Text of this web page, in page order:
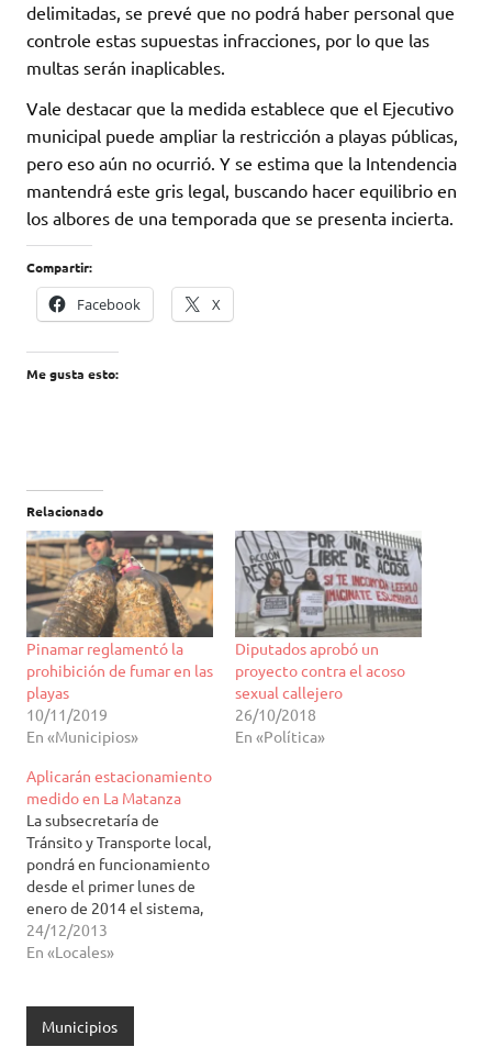
delimitadas, se prevé que no podrá haber personal que
controle estas supuestas infracciones, por lo que las
multas serán inaplicables.
Vale destacar que la medida establece que el Ejecutivo
municipal puede ampliar la restricción a playas públicas,
pero eso aún no ocurrió. Y se estima que la Intendencia
mantendrá este gris legal, buscando hacer equilibrio en
los albores de una temporada que se presenta incierta.
Compartir:
Facebook X
Me gusta esto:
Relacionado
Pinamar reglamentó la
prohibición de fumar en las
playas
10/11/2019
En «Municipios»
Diputados aprobó un
proyecto contra el acoso
sexual callejero
26/10/2018
En «Política»
Aplicarán estacionamiento
medido en La Matanza
La subsecretaría de
Tránsito y Transporte local,
pondrá en funcionamiento
desde el primer lunes de
enero de 2014 el sistema,
aprobado por el Concejo
Deliberante local, con el
afectadas de Ramos Mejía
y San Justo. Se prevé poder
24/12/2013
En «Locales»
Municipios